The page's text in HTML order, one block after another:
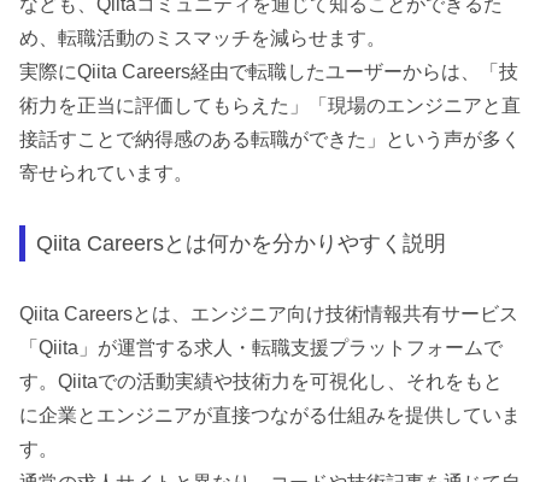
め、転職活動のミスマッチを減らせます。
実際にQiita Careers経由で転職したユーザーからは、「技
術力を正当に評価してもらえた」「現場のエンジニアと直
接話すことで納得感のある転職ができた」という声が多く
寄せられています。
Qiita Careersとは何かを分かりやすく説明
Qiita Careersとは、エンジニア向け技術情報共有サービス
「Qiita」が運営する求人・転職支援プラットフォームで
す。Qiitaでの活動実績や技術力を可視化し、それをもと
に企業とエンジニアが直接つながる仕組みを提供していま
す。